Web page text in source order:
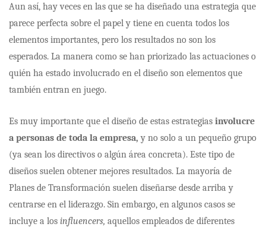
Aun así, hay veces en las que se ha diseñado una estrategia que
parece perfecta sobre el papel y tiene en cuenta todos los
elementos importantes, pero los resultados no son los
esperados. La manera como se han priorizado las actuaciones o
quién ha estado involucrado en el diseño son elementos que
también entran en juego.
Es muy importante que el diseño de estas estrategias involucre
a personas de toda la empresa, y no solo a un pequeño grupo
(ya sean los directivos o algún área concreta). Este tipo de
diseños suelen obtener mejores resultados. La mayoría de
Planes de Transformación suelen diseñarse desde arriba y
centrarse en el liderazgo. Sin embargo, en algunos casos se
incluye a los influencers, aquellos empleados de diferentes